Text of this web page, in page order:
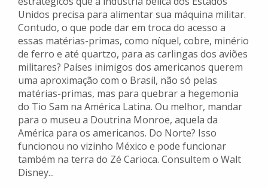
Unidos precisa para alimentar sua máquina militar.
Contudo, o que pode dar em troca do acesso a
essas matérias-primas, como níquel, cobre, minério
de ferro e até quartzo, para as carlingas dos aviões
militares? Países inimigos dos americanos querem
uma aproximação com o Brasil, não só pelas
matérias-primas, mas para quebrar a hegemonia
do Tio Sam na América Latina. Ou melhor, mandar
para o museu a Doutrina Monroe, aquela da
América para os americanos. Do Norte? Isso
funcionou no vizinho México e pode funcionar
também na terra do Zé Carioca. Consultem o Walt
Disney...